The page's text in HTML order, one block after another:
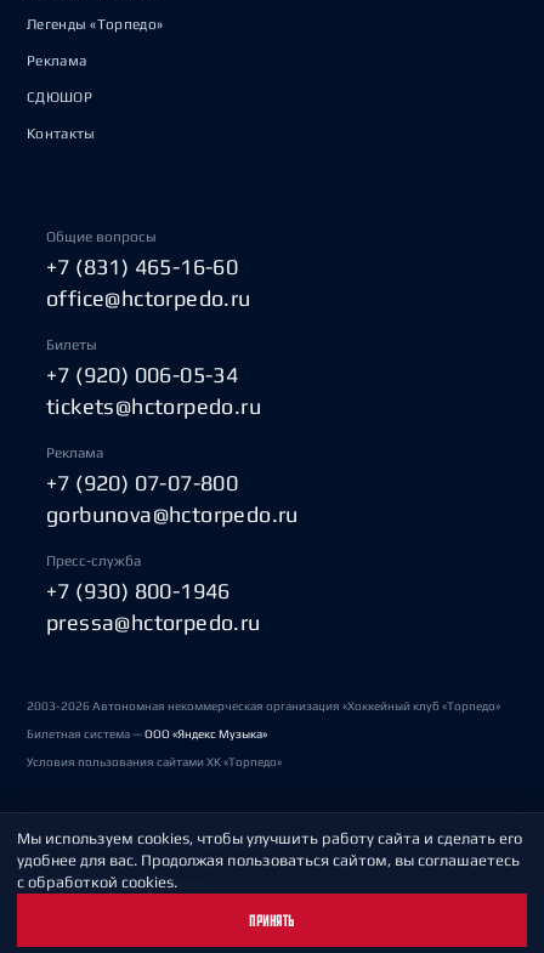
Легенды «Торпедо»
Реклама
СДЮШОР
Контакты
Общие вопросы
+7 (831) 465-16-60
office@hctorpedo.ru
Билеты
+7 (920) 006-05-34
tickets@hctorpedo.ru
Реклама
+7 (920) 07-07-800
gorbunova@hctorpedo.ru
Пресс-служба
+7 (930) 800-1946
pressa@hctorpedo.ru
2003-2026 Автономная некоммерческая организация «Хоккейный клуб «Торпедо»
Билетная система —ООО «Яндекс Музыка»
Условия пользования сайтами ХК «Торпедо»
Политика обработки персональных данных
Пользовательское соглашение
Мы используем cookies, чтобы улучшить работу сайта и сделать его
удобнее для вас. Продолжая пользоваться сайтом, вы соглашаетесь
с обработкой cookies.
ПРИНЯТЬ